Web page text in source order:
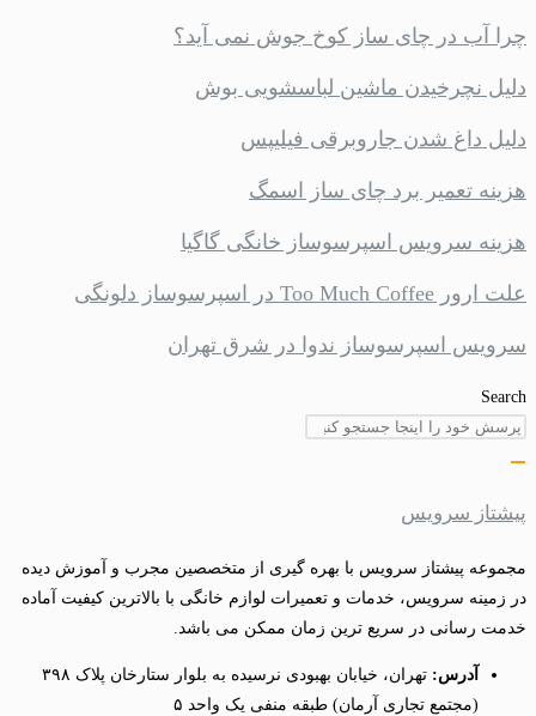
چرا آب در چای ساز کوخ جوش نمی آید؟
دلیل نچرخیدن ماشین لباسشویی بوش
دلیل داغ شدن جاروبرقی فیلیپس
هزینه تعمیر برد چای ساز اسمگ
هزینه سرویس اسپرسوساز خانگی گاگیا
علت ارور Too Much Coffee در اسپرسوساز دلونگی
سرویس اسپرسوساز ندوا در شرق تهران
Search
پیشتاز سرویس
مجموعه پیشتاز سرویس با بهره گیری از متخصصین مجرب و آموزش دیده
در زمینه سرویس، خدمات و تعمیرات لوازم خانگی با بالاترین کیفیت آماده
خدمت رسانی در سریع ترین زمان ممکن می باشد.
آدرس:
تهران، خیابان بهبودی نرسیده به بلوار ستارخان پلاک ۳۹۸
(مجتمع تجاری آرمان) طبقه منفی یک واحد ۵